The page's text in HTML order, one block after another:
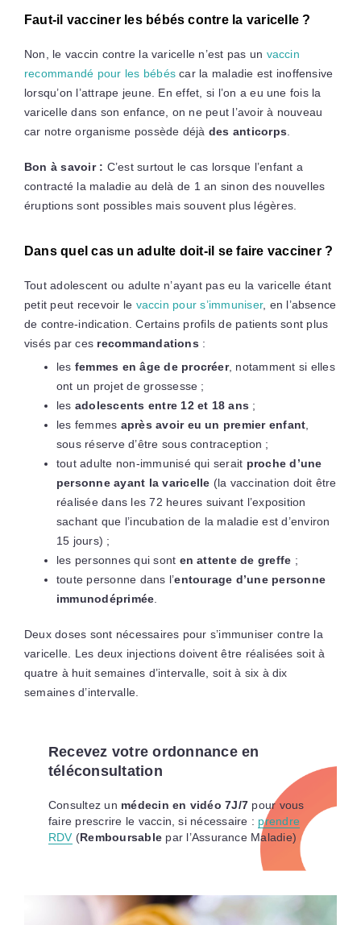
Faut-il vacciner les bébés contre la varicelle ?
Non, le vaccin contre la varicelle n’est pas un vaccin
recommandé pour les bébés car la maladie est inoffensive
lorsqu’on l’attrape jeune. En effet, si l’on a eu une fois la
varicelle dans son enfance, on ne peut l’avoir à nouveau
car notre organisme possède déjà des anticorps
Bon à savoir : C’est surtout le cas lorsque l’enfant a
contracté la maladie au delà de 1 an sinon des nouvelles
éruptions sont possibles mais souvent plus légères.
Dans quel cas un adulte doit-il se faire vacciner ?
Tout adolescent ou adulte n’ayant pas eu la varicelle étant
petit peut recevoir le vaccin pour s’immuniser, en l’absence
de contre-indication. Certains profils de patients sont plus
visés par ces recommandations :
les femmes en âge de procréer, notamment si elles
ont un projet de grossesse ;
les adolescents entre 12 et 18 ans ;
les femmes après avoir eu un premier enfant
sous réserve d’être sous contraception ;
tout adulte non-immunisé qui serait proche d’une
personne ayant la varicelle (la vaccination doit être
réalisée dans les 72 heures suivant l’exposition
sachant que l’incubation de la maladie est d’environ
15 jours) ;
les personnes qui sont en attente de greffe ;
toute personne dans l’entourage d’une personne
immunodéprimée
Deux doses sont nécessaires pour s’immuniser contre la
varicelle. Les deux injections doivent être réalisées soit à
quatre à huit semaines d’intervalle, soit à six à dix
semaines d’intervalle.
Recevez votre ordonnance en
téléconsultation
Consultez un médecin en vidéo 7J/7 pour vous
faire prescrire le vaccin, si nécessaire : prendre
RDV (Remboursable par l’Assurance Maladie)